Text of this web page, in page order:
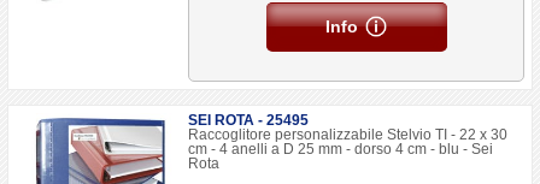
Info
SEI ROTA - 25495
Raccoglitore personalizzabile Stelvio TI - 22 x 30
cm - 4 anelli a D 25 mm - dorso 4 cm - blu - Sei
Rota